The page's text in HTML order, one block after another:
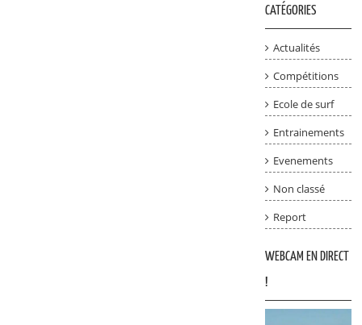
CATÉGORIES
Actualités
Compétitions
Ecole de surf
Entrainements
Evenements
Non classé
Report
WEBCAM EN DIRECT
!